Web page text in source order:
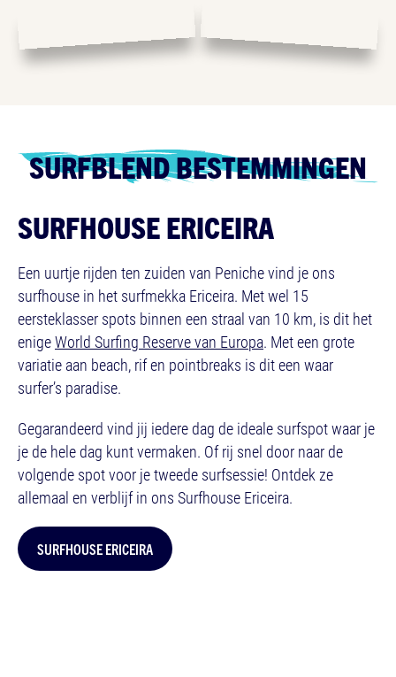
SURFBLEND BESTEMMINGEN
SURFHOUSE ERICEIRA
Een uurtje rijden ten zuiden van Peniche vind je ons
surfhouse in het surfmekka Ericeira. Met wel 15
eersteklasser spots binnen een straal van 10 km, is dit het
enigeWorld Surfing Reserve van Europa. Met een grote
variatie aan beach, rif en pointbreaks is dit een waar
surfer’s paradise.
Gegarandeerd vind jij iedere dag de ideale surfspot waar je
je de hele dag kunt vermaken. Of rij snel door naar de
volgende spot voor je tweede surfsessie! Ontdek ze
allemaal en verblijf in ons Surfhouse Ericeira.
SURFHOUSE ERICEIRA